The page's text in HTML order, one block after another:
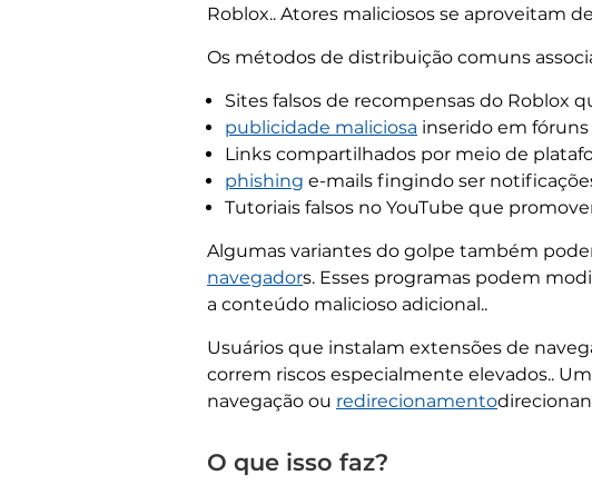
Roblox.. Atores maliciosos se aproveitam
Os métodos de distribuição comuns
Sites falsos de recompensas do Roblox
publicidade maliciosa inserido em fóruns
Links compartilhados por meio de
phishing e-mails fingindo ser
Tutoriais falsos no YouTube que
Algumas variantes do golpe também
navegadors. Esses programas podem
a conteúdo malicioso adicional..
Usuários que instalam extensões de
correm riscos especialmente elevados..
navegação ou redirecionamento
O que isso faz?